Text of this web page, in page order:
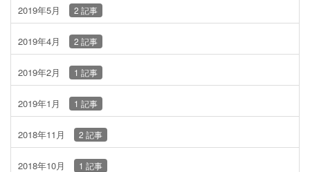
2019年5月 2 記事
2019年4月 2 記事
2019年2月 1 記事
2019年1月 1 記事
2018年11月 2 記事
2018年10月 1 記事